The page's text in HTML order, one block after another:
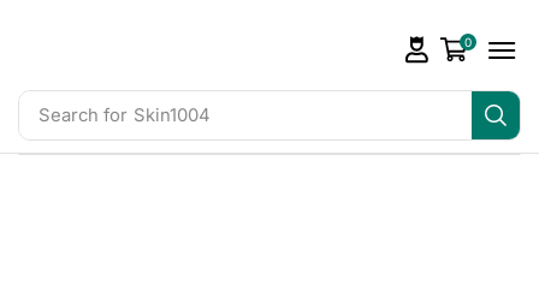
Search for Skin1004
0